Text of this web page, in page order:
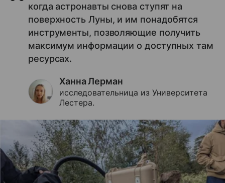
когда астронавты снова ступят на
поверхность Луны, и им понадобятся
инструменты, позволяющие получить
максимум информации о доступных там
ресурсах.
Ханна Лерман
исследовательница из Университета
Лестера.